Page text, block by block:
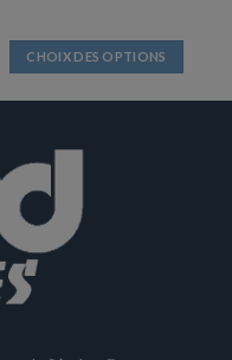
CHOIX DES OPTIONS